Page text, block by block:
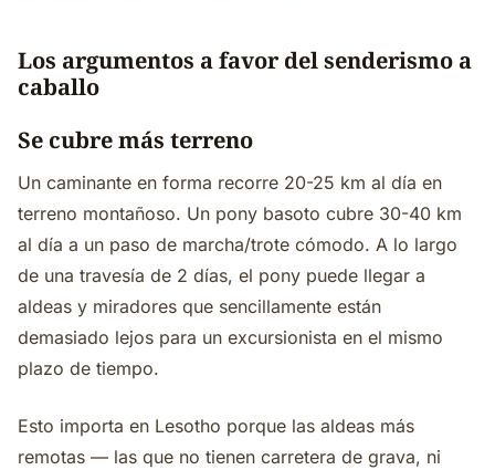
Los argumentos a favor del senderismo a
caballo
Se cubre más terreno
Un caminante en forma recorre 20-25 km al día en
terreno montañoso. Un pony basoto cubre 30-40 km
al día a un paso de marcha/trote cómodo. A lo largo
de una travesía de 2 días, el pony puede llegar a
aldeas y miradores que sencillamente están
demasiado lejos para un excursionista en el mismo
plazo de tiempo.
Esto importa en Lesotho porque las aldeas más
remotas — las que no tienen carretera de grava, ni